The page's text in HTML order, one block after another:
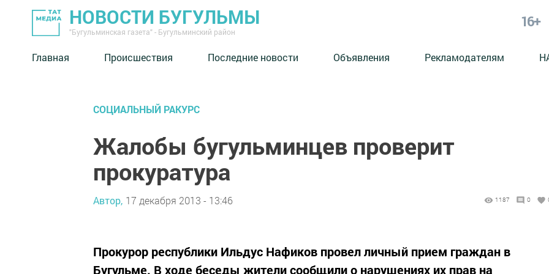
НОВОСТИ БУГУЛЬМЫ
"Бугульминская газета" - Бугульминский район
16+
Главная Происшествия Последние новости Объявления Рекламодателям
СОЦИАЛЬНЫЙ РАКУРС
Жалобы бугульминцев проверит
прокуратура
Автор, 17 декабря 2013 - 13:46 1187 0
Прокурор республики Ильдус Нафиков провел личный прием граждан в
Бугульме. В ходе беседы жители сообщили о нарушениях их прав на